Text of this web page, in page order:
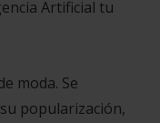
Artificial tu
moda. Se
popularización,